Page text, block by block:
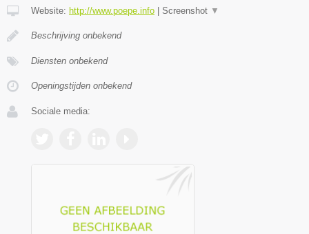
Website: http://www.poepe.info Screenshot ▼
Beschrijving onbekend
Diensten onbekend
Openingstijden onbekend
Sociale media: